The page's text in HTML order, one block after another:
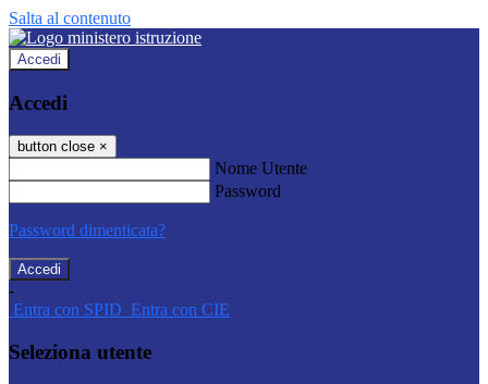
Salta al contenuto
Accedi
Accedi
button close ×
Nome Utente
Password
Password dimenticata?
-
Entra con SPID Entra con CIE
Seleziona utente